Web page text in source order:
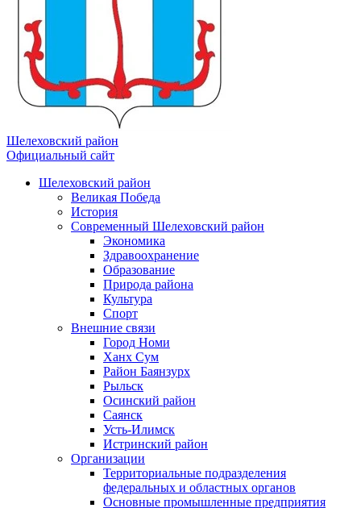
Шелеховский район
Официальный сайт
Шелеховский район
Великая Победа
История
Современный Шелеховский район
Экономика
Здравоохранение
Образование
Природа района
Культура
Спорт
Внешние связи
Город Номи
Ханх Сум
Район Баянзурх
Рыльск
Осинский район
Саянск
Усть-Илимск
Истринский район
Организации
Территориальные подразделения
федеральных и областных органов
Основные промышленные предприятия